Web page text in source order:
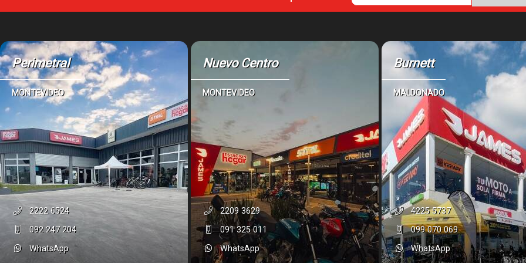
Perimetral
MONTEVIDEO
2222 6524
092 247 204
WhatsApp
Nuevo Centro
MONTEVIDEO
2209 3629
091 325 011
WhatsApp
Burnett
MALDONADO
4225 5737
099 070 069
WhatsApp